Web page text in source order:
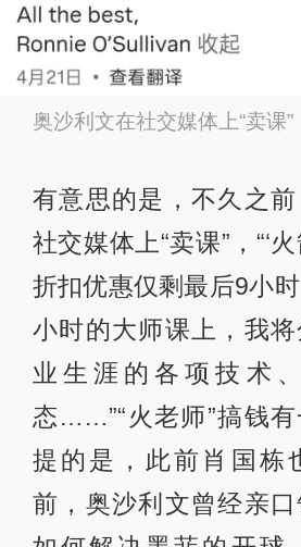
奥沙利文在社交媒体上“卖课”
有意思的是，不久之
社交媒体上“卖课”，“‘
折扣优惠仅剩最后9小
小时的大师课上，我
业生涯的各项技术
态……”“火老师”搞钱
提的是，此前肖国栋
前，奥沙利文曾经亲